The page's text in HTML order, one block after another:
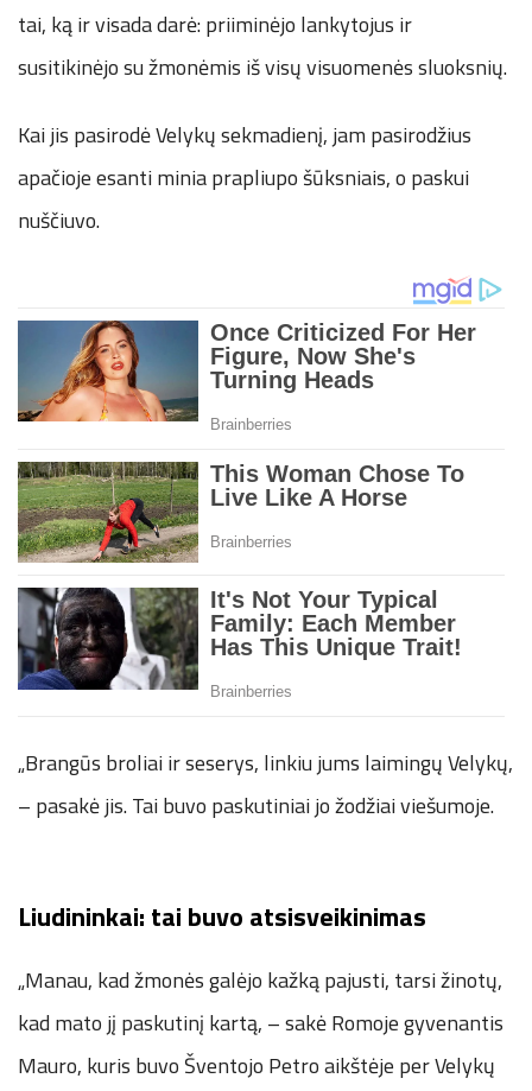
tai, ką ir visada darė: priiminėjo lankytojus ir
susitikinėjo su žmonėmis iš visų visuomenės sluoksnių.
Kai jis pasirodė Velykų sekmadienį, jam pasirodžius
apačioje esanti minia prapliupo šūksniais, o paskui
nuščiuvo.
„Brangūs broliai ir seserys, linkiu jums laimingų Velykų,
– pasakė jis. Tai buvo paskutiniai jo žodžiai viešumoje.
Liudininkai: tai buvo atsisveikinimas
„Manau, kad žmonės galėjo kažką pajusti, tarsi žinotų,
kad mato jį paskutinį kartą, – sakė Romoje gyvenantis
Mauro, kuris buvo Šventojo Petro aikštėje per Velykų